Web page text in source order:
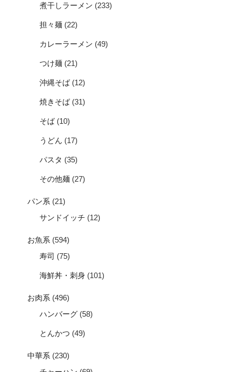
煮干しラーメン (233)
担々麺 (22)
カレーラーメン (49)
つけ麺 (21)
沖縄そば(12)
焼きそば(31)
そば(10)
うどん (17)
パスタ (35)
その他麺 (27)
パン系 (21)
サンドイッチ (12)
お魚系 (594)
寿司 (75)
海鮮丼・刺身 (101)
お肉系 (496)
ハンバーグ (58)
とんかつ (49)
中華系 (230)